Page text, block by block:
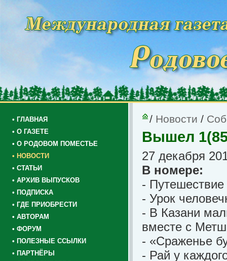
• ГЛАВНАЯ
• О ГАЗЕТЕ
• О РОДОВОМ ПОМЕСТЬЕ
• НОВОСТИ
• СТАТЬИ
• АРХИВ ВЫПУСКОВ
• ПОДПИСКА
• ГДЕ ПРИОБРЕСТИ
• АВТОРАМ
• ФОРУМ
• ПОЛЕЗНЫЕ ССЫЛКИ
• ПАРТНЁРЫ
/ Новости /
Вышел
27 декабря
В номере:
-
- Урок
- В Казани
вместе с
- «Сраженье
- Рай у